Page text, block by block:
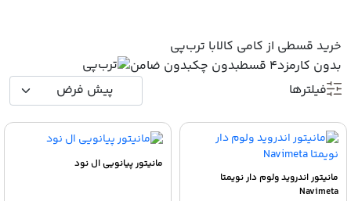
خرید قسطی از کامی کالابا ترب‌پی
بدون کارمزد۴ قسط بدون چکبدون ضامن
فیلترها
مانیتور اندروید ولوم دار نویمتا
Navimeta
مانیتور پیانویی ال نود